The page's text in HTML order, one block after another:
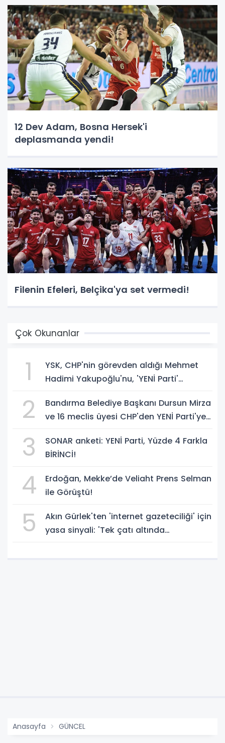
12 Dev Adam, Bosna Hersek'i
deplasmanda yendi!
Filenin Efeleri, Belçika'ya set vermedi!
Çok Okunanlar
1
YSK, CHP'nin görevden aldığı Mehmet
Hadimi Yakupoğlu'nu, 'YENİ Parti'
2
Bandırma Belediye Başkanı Dursun Mirza
ve 16 meclis üyesi CHP'den YENİ Parti'ye
3
SONAR anketi: YENİ Parti, Yüzde 4 Farkla
BİRİNCİ!
4
Erdoğan, Mekke’de Veliaht Prens Selman
ile Görüştü!
5
Akın Gürlek'ten 'internet gazeteciliği' için
yasa sinyali: 'Tek çatı altında
Anasayfa GÜNCEL